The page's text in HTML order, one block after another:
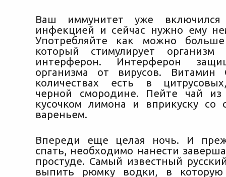
Ваш иммунитет уже
инфекцией и сейчас нужно ему
Употребляйте как можно
который стимулирует организм
интерферон. Интерферон
организма от вирусов.
количествах есть в
черной смородине. Пейте чай
кусочком лимона и вприкуску со
вареньем.
Впереди еще целая ночь. И
спать, необходимо нанести
простуде. Самый известный
выпить рюмку водки, в